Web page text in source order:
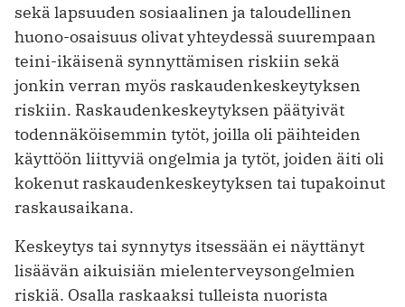
sekä lapsuuden sosiaalinen ja taloudellinen
huono-osaisuus olivat yhteydessä suurempaan
teini-ikäisenä synnyttämisen riskiin sekä
jonkin verran myös raskaudenkeskeytyksen
riskiin. Raskaudenkeskeytyksen päätyivät
todennäköisemmin tytöt, joilla oli päihteiden
käyttöön liittyviä ongelmia ja tytöt, joiden äiti oli
kokenut raskaudenkeskeytyksen tai tupakoinut
raskausaikana.
Keskeytys tai synnytys itsessään ei näyttänyt
lisäävän aikuisiän mielenterveysongelmien
riskiä. Osalla raskaaksi tulleista nuorista